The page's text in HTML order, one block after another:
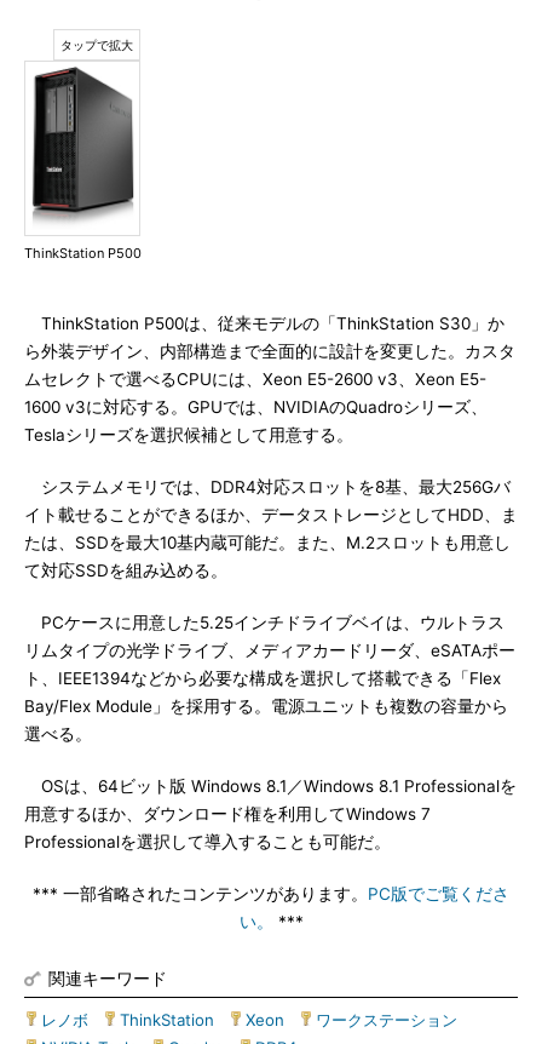
ThinkStation P500
ThinkStation P500は、従来モデルの「ThinkStation S30」か
ら外装デザイン、内部構造まで全面的に設計を変更した。カスタ
ムセレクトで選べるCPUには、Xeon E5-2600 v3、Xeon E5-
1600 v3に対応する。GPUでは、NVIDIAのQuadroシリーズ、
Teslaシリーズを選択候補として用意する。
システムメモリでは、DDR4対応スロットを8基、最大256Gバ
イト載せることができるほか、データストレージとしてHDD、ま
たは、SSDを最大10基内蔵可能だ。また、M.2スロットも用意し
て対応SSDを組み込める。
PCケースに用意した5.25インチドライブベイは、ウルトラス
リムタイプの光学ドライブ、メディアカードリーダ、eSATAポー
ト、IEEE1394などから必要な構成を選択して搭載できる「Flex
Bay/Flex Module」を採用する。電源ユニットも複数の容量から
選べる。
OSは、64ビット版 Windows 8.1／Windows 8.1 Professionalを
用意するほか、ダウンロード権を利用してWindows 7
Professionalを選択して導入することも可能だ。
*** 一部省略されたコンテンツがあります。 PC版でご覧くださ
い。
***
関連キーワード
レノボ ThinkStation Xeon ワークステーション